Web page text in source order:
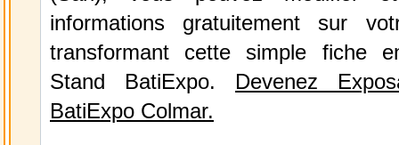
informations gratuitement sur
transformant cette simple fiche
Stand BatiExpo. Devenez
BatiExpo Colmar.